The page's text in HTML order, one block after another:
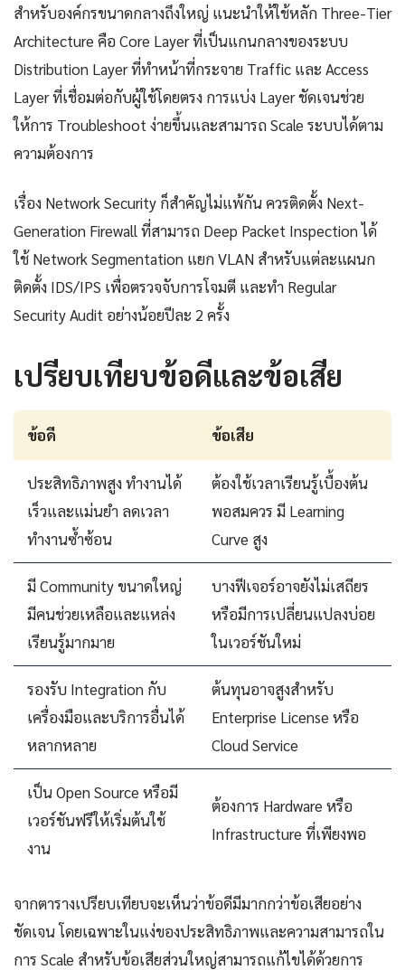
สำหรับองค์กรขนาดกลางถึงใหญ่ แนะนำให้ใช้หลัก Three-Tier
Architecture คือ Core Layer ที่เป็นแกนกลางของระบบ
Distribution Layer ที่ทำหน้าที่กระจาย Traffic และ Access
Layer ที่เชื่อมต่อกับผู้ใช้โดยตรง การแบ่ง Layer ชัดเจนช่วย
ให้การ Troubleshoot ง่ายขึ้นและสามารถ Scale ระบบได้ตาม
ความต้องการ
เรื่อง Network Security ก็สำคัญไม่แพ้กัน ควรติดตั้ง Next-
Generation Firewall ที่สามารถ Deep Packet Inspection ได้
ใช้ Network Segmentation แยก VLAN สำหรับแต่ละแผนก
ติดตั้ง IDS/IPS เพื่อตรวจจับการโจมตี และทำ Regular
Security Audit อย่างน้อยปีละ 2 ครั้ง
เปรียบเทียบข้อดีและข้อเสีย
ข้อดี ข้อเสีย
ประสิทธิภาพสูง ทำงานได้
เร็วและแม่นยำ ลดเวลา
ทำงานซ้ำซ้อน
ต้องใช้เวลาเรียนรู้เบื้องต้น
พอสมควร มี Learning
Curve สูง
มี Community ขนาดใหญ่
มีคนช่วยเหลือและแหล่ง
เรียนรู้มากมาย
บางฟีเจอร์อาจยังไม่เสถียร
หรือมีการเปลี่ยนแปลงบ่อย
ในเวอร์ชันใหม่
รองรับ Integration กับ
เครื่องมือและบริการอื่นได้
หลากหลาย
ต้นทุนอาจสูงสำหรับ
Enterprise License หรือ
Cloud Service
เป็น Open Source หรือมี
เวอร์ชันฟรีให้เริ่มต้นใช้
งาน
ต้องการ Hardware หรือ
Infrastructure ที่เพียงพอ
จากตารางเปรียบเทียบจะเห็นว่าข้อดีมีมากกว่าข้อเสียอย่าง
ชัดเจน โดยเฉพาะในแง่ของประสิทธิภาพและความสามารถใน
การ Scale สำหรับข้อเสียส่วนใหญ่สามารถแก้ไขได้ด้วยการ